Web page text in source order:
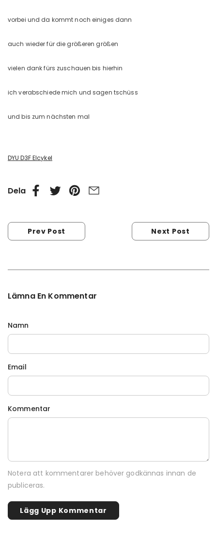
vorbei und da kommt noch einiges dann
auch wieder für die größeren größen
vielen dank fürs zuschauen bis hierhin
ich verabschiede mich und sagen tschüss
und bis zum nächsten mal
DYU D3F Elcykel
Dela
Prev Post Next Post
Lämna En Kommentar
Namn
Email
Kommentar
Notera att kommentarer behöver godkännas innan de
publiceras.